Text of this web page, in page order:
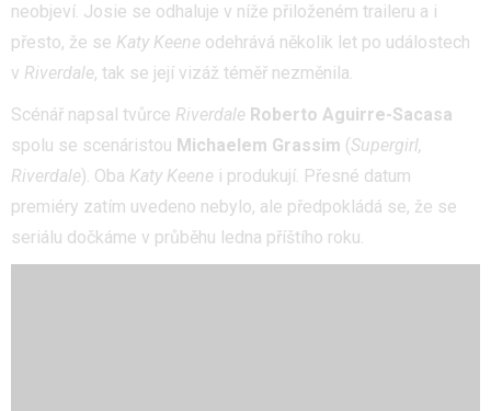
neobjeví. Josie se odhaluje v níže přiloženém traileru a i
přesto, že se Katy Keene odehrává několik let po událostech
v Riverdale, tak se její vizáž téměř nezměnila.
Scénář napsal tvůrce Riverdale Roberto Aguirre-Sacasa
spolu se scenáristou Michaelem Grassim (Supergirl,
Riverdale). Oba Katy Keene i produkují. Přesné datum
premiéry zatím uvedeno nebylo, ale předpokládá se, že se
seriálu dočkáme v průběhu ledna příštího roku.